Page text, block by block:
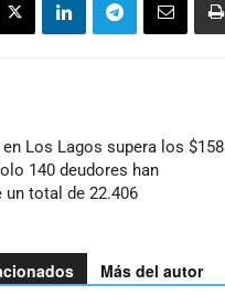
en Los Lagos supera los $158
140 deudores han
un total de 22.406
Más del autor